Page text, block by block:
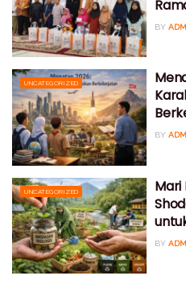
BY
UNCATEGORIZED
BY
UNCATEGORIZED
Mari
BY